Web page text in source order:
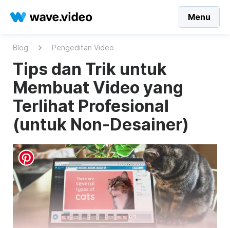
Menu
Blog Pengeditan Video
Tips dan Trik untuk
Membuat Video yang
Terlihat Profesional
(untuk Non-Desainer)